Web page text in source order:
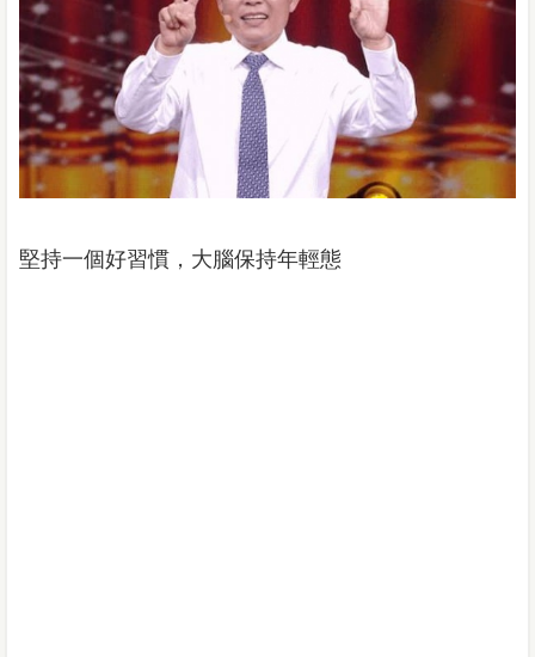
堅持一個好習慣，大腦保持年輕態